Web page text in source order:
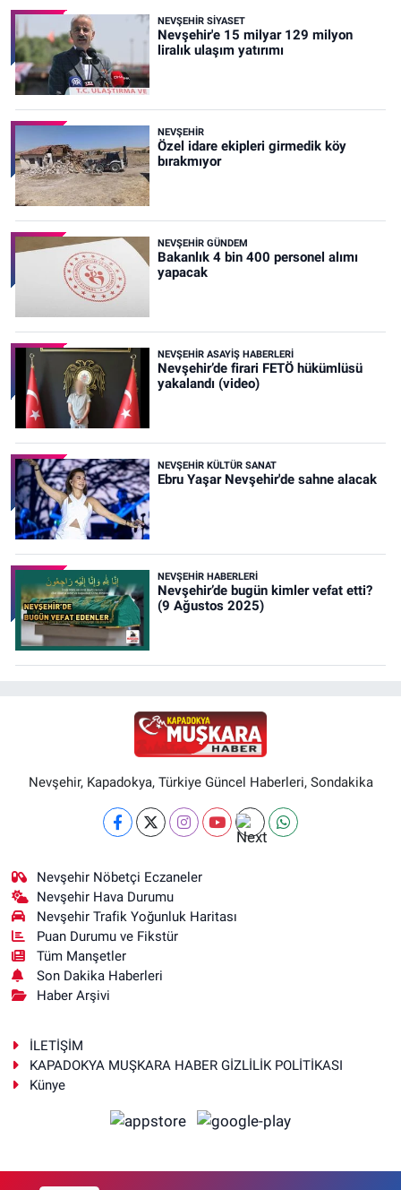
NEVŞEHIR SIYASET
Nevşehir'e 15 milyar 129 milyon
liralık ulaşım yatırımı
NEVŞEHIR
Özel idare ekipleri girmedik köy
bırakmıyor
NEVŞEHIR GÜNDEM
Bakanlık 4 bin 400 personel alımı
yapacak
NEVŞEHIR ASAYIŞ HABERLERI
Nevşehir’de firari FETÖ hükümlüsü
yakalandı (video)
NEVŞEHIR KÜLTÜR SANAT
Ebru Yaşar Nevşehir'de sahne alacak
NEVŞEHIR HABERLERI
Nevşehir’de bugün kimler vefat etti?
(9 Ağustos 2025)
Nevşehir, Kapadokya, Türkiye Güncel Haberleri, Sondakika
Nevşehir Nöbetçi Eczaneler
Nevşehir Hava Durumu
Nevşehir Trafik Yoğunluk Haritası
Puan Durumu ve Fikstür
Tüm Manşetler
Son Dakika Haberleri
Haber Arşivi
İLETİŞİM
KAPADOKYA MUŞKARA HABER GİZLİLİK POLİTİKASI
Künye